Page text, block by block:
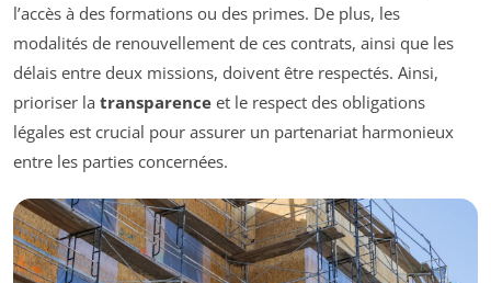
l’accès à des formations ou des primes. De plus, les
modalités de renouvellement de ces contrats, ainsi que les
délais entre deux missions, doivent être respectés. Ainsi,
prioriser la transparence et le respect des obligations
légales est crucial pour assurer un partenariat harmonieux
entre les parties concernées.